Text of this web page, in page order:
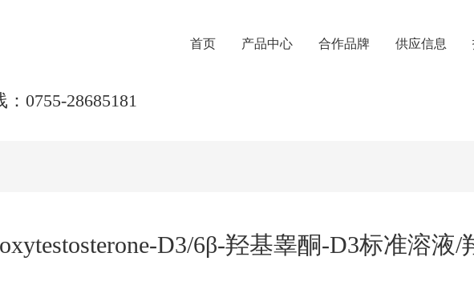
首页 产品中心 合作品牌 供应信息
0755-28685181
D3/6β-羟基睾酮-D3标准溶液